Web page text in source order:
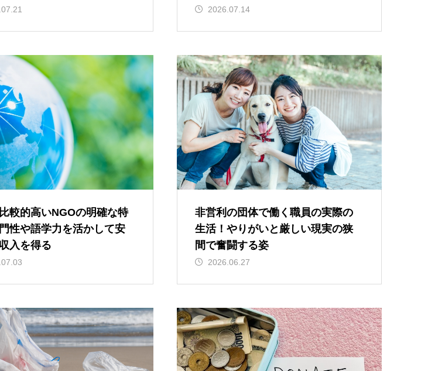
2026.07.14
較的高いNGOの明確な特
性や語学力を活かして安
入を得る
非営利の団体で働く職員の実際の
生活！やりがいと厳しい現実の狭
間で奮闘する姿
2026.06.27